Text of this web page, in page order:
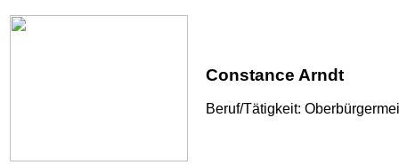
Constance Arndt
Beruf/Tätigkeit: